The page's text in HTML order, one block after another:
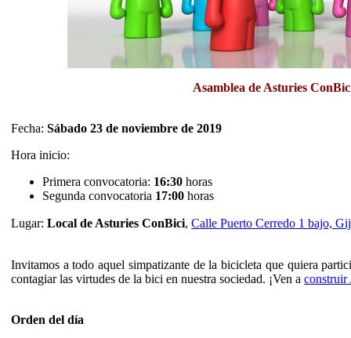
Asamblea de Asturies
Fecha: Sábado 23 de noviembre de 2019
Hora inicio:
Primera convocatoria: 16:30 horas
Segunda convocatoria 17:00 horas
Lugar: Local de Asturies ConBici, Calle Puerto Cerredo 1 bajo,
Invitamos a todo aquel simpatizante de la bicicleta que quiera
contagiar las virtudes de la bici en nuestra sociedad. ¡Ven a construir
Orden del día